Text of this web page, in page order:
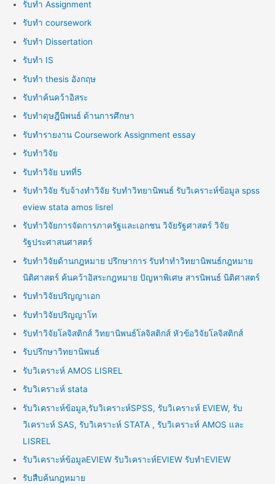
รับทำ Assignment
รับทำ coursework
รับทำ Dissertation
รับทำ IS
รับทำ thesis อังกฤษ
รับทำค้นคว้าอิสระ
รับทำดุษฎีนิพนธ์ ด้านการศึกษา
รับทำรายงาน Coursework Assignment essay
รับทำวิจัย
รับทำวิจัย บทที่5
รับทำวิจัย รับจ้างทำวิจัย รับทำวิทยานิพนธ์ รับวิเคราะห์ข้อมูล spss
eview stata amos lisrel
รับทำวิจัยการจัดการภาครัฐและเอกชน วิจัยรัฐศาสตร์ วิจัย
รัฐประศาสนศาสตร์
รับทำวิจัยด้านกฎหมาย ปรึกษาการ รับทำทำวิทยานิพนธ์กฎหมาย
นิติศาสตร์ ค้นคว้าอิสระกฎหมาย ปัญหาพิเศษ สารนิพนธ์ นิติศาสตร์
รับทำวิจัยปริญญาเอก
รับทำวิจัยปริญญาโท
รับทำวิจัยโลจิสติกส์ วิทยานิพนธ์โลจิสติกส์ หัวข้อวิจัยโลจิสติกส์
รับปรึกษาวิทยานิพนธ์
รับวิเคราะห์ AMOS LISREL
รับวิเคราะห์ stata
รับวิเคราะห์ข้อมูล,รับวิเคราะห์SPSS, รับวิเคราะห์ EVIEW, รับ
วิเคราะห์ SAS, รับวิเคราะห์ STATA , รับวิเคราะห์ AMOS และ
LISREL
รับวิเคราะห์ข้อมูลEVIEW รับวิเคราะห์EVIEW รับทำEVIEW
รับสืบค้นกฎหมาย